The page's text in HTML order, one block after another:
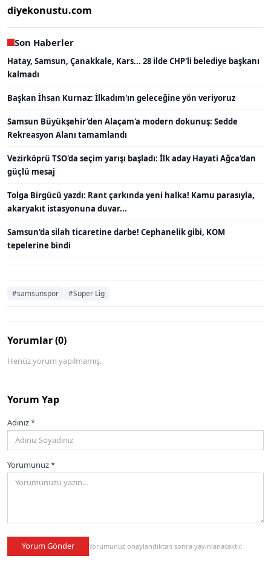
diyekonustu.com
Son Haberler
Hatay, Samsun, Çanakkale, Kars... 28 ilde CHP'li belediye başkanı
kalmadı
Başkan İhsan Kurnaz: İlkadım'ın geleceğine yön veriyoruz
Samsun Büyükşehir'den Alaçam'a modern dokunuş: Sedde
Rekreasyon Alanı tamamlandı
Vezirköprü TSO'da seçim yarışı başladı: İlk aday Hayati Ağca'dan
güçlü mesaj
Tolga Birgücü yazdı: Rant çarkında yeni halka! Kamu parasıyla,
akaryakıt istasyonuna duvar...
Samsun'da silah ticaretine darbe! Cephanelik gibi, KOM
tepelerine bindi
#samsunspor #Süper Lig
Yorumlar (0)
Henüz yorum yapılmamış.
Yorum Yap
Adınız *
Yorumunuz *
Yorum Gönder Yorumunuz onaylandıktan sonra yayınlanacaktır.